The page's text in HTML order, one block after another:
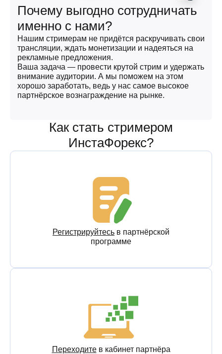
Почему выгодно сотрудничать
именно с нами?
Нашим стримерам не придётся раскручивать свои
трансляции, ждать монетизации и надеяться на
рекламные предложения.
Ваша задача — провести крутой стрим и удержать
внимание аудитории. А мы поможем на этом
хорошо заработать, ведь у нас самое высокое
партнёрское вознаграждение на рынке.
Как стать стримером
ИнстаФорекс?
Регистрируйтесь в партнёрской
программе
Переходитев кабинет партнёра